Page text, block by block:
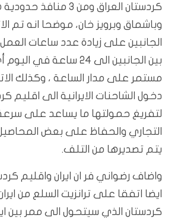
كردستان العراق ومن 3
وباشماق وبرويز خان، موضحا انه تم
الجانبين على زيادة عدد ساعات
بين الجانبين الى 24 ساعة
مستمر على مدار الساعة ، وكذلك
دخول الشاحنات الايرانية الى اقليم
لتفريغ حمولتها ما يساعد على سرعة
التجاري والحفاظ على بعض المحاصيل
يتم تصديرها من التلف.
واضاف رضواني فر ان ايران واقليم
ايضا اتفقا على ترانزيت السلع من
كردستان الذي سيتحول الى ممر بين